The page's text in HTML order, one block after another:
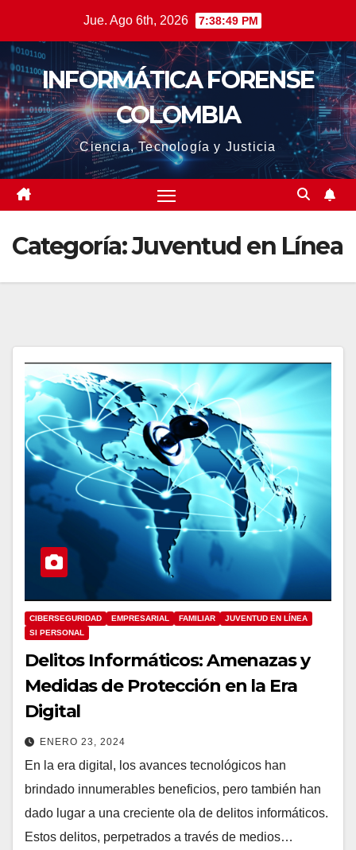
contenido
Jue. Ago 6th, 2026 7:38:51 PM
INFORMÁTICA FORENSE
COLOMBIA
Ciencia, Tecnología y Justicia
Categoría:Juventud en Línea
CIBERSEGURIDAD EMPRESARIAL FAMILIAR
JUVENTUD EN LÍNEA
SI PERSONAL
Delitos Informáticos: Amenazas y
Medidas de Protección en la Era
Digital
ENERO 23, 2024
En la era digital, los avances tecnológicos han
brindado innumerables beneficios, pero también han
dado lugar a una creciente ola de delitos informáticos.
Estos delitos, perpetrados a través de medios…